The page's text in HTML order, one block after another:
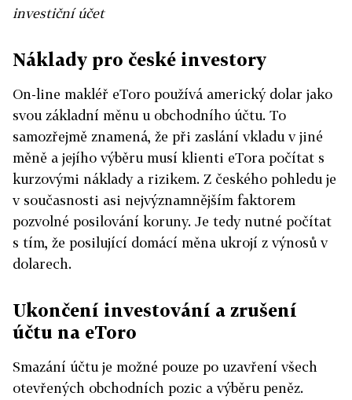
investiční účet
Náklady pro české investory
On-line makléř eToro používá americký dolar jako
svou základní měnu u obchodního účtu. To
samozřejmě znamená, že při zaslání vkladu v jiné
měně a jejího výběru musí klienti eTora počítat s
kurzovými náklady a rizikem. Z českého pohledu je
v současnosti asi nejvýznamnějším faktorem
pozvolné posilování koruny. Je tedy nutné počítat
s tím, že posilující domácí měna ukrojí z výnosů v
dolarech.
Ukončení investování a zrušení
účtu na eToro
Smazání účtu je možné pouze po uzavření všech
otevřených obchodních pozic a výběru peněz.